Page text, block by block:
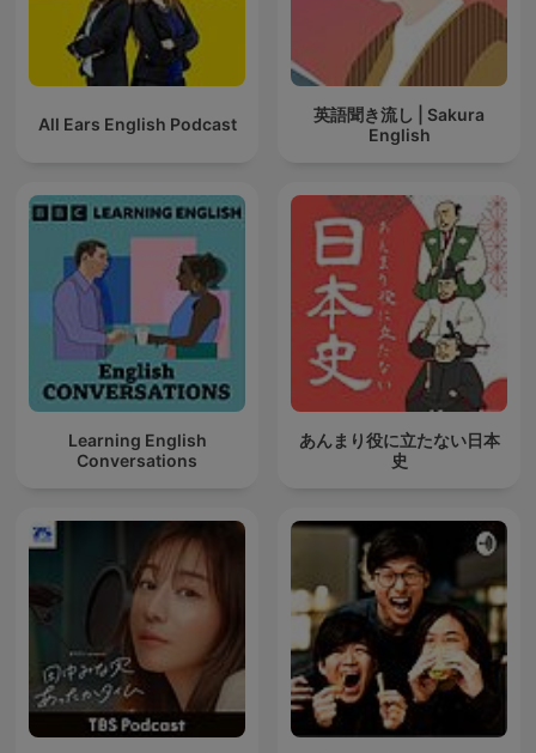
All Ears English Podcast
英語聞き流し | Sakura
English
Learning English
Conversations
あんまり役に立たない日本
史